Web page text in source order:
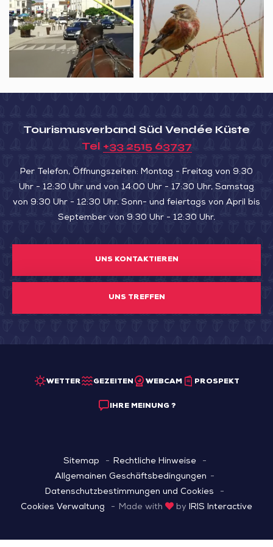
de
la
Cabane
la
ville
en
Patrimoine,
Les
oiseaux
migrateurs
de
l’Aiguillon
Tourismusverband Süd Vendée Küste
Tel +33 2515 63737
Per Telefon, Öffnungszeiten: Montag - Freitag von 9:30
Uhr - 12:30 Uhr und von 14:00 Uhr - 17:30 Uhr, Samstag
von 9:30 Uhr - 12:30 Uhr. Sonn- und feiertags von April bis
September von 9:30 Uhr - 12:30 Uhr.
UNS KONTAKTIEREN
UNS TREFFEN
WETTER GEZEITEN WEBCAM PROSPEKT
IHRE MEINUNG ?
Sitemap
Rechtliche Hinweise
Allgemainen Geschäftsbedingungen
Datenschutzbestimmungen und Cookies
Cookies Verwaltung
Made with by IRIS Interactive